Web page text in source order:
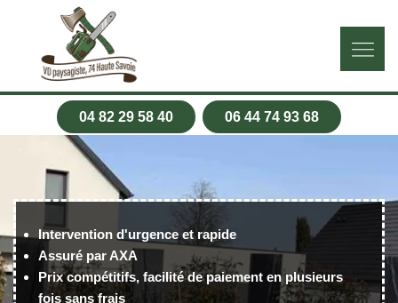
04 82 29 58 40 06 44 74 93 68
Intervention d'urgence et rapide
Assuré par AXA
Prix compétitifs, facilité de paiement en plusieurs
fois sans frais